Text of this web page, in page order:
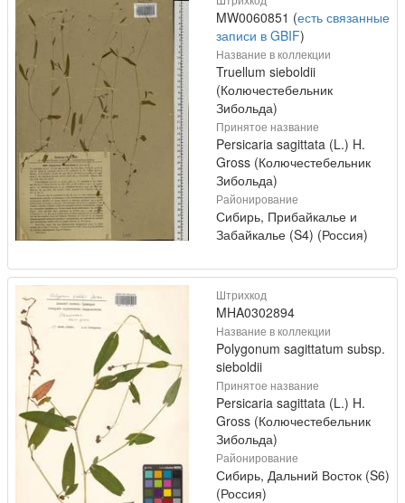
MW0060851 (есть связанные
записи в GBIF)
Название в коллекции
Truellum sieboldii
(Колючестебельник
Зибольда)
Принятое название
Persicaria sagittata (L.) H.
Gross (Колючестебельник
Зибольда)
Районирование
Сибирь, Прибайкалье и
Забайкалье (S4) (Россия)
Штрихкод
MHA0302894
Название в коллекции
Polygonum sagittatum subsp.
sieboldii
Принятое название
Persicaria sagittata (L.) H.
Gross (Колючестебельник
Зибольда)
Районирование
Сибирь, Дальний Восток (S6)
(Россия)